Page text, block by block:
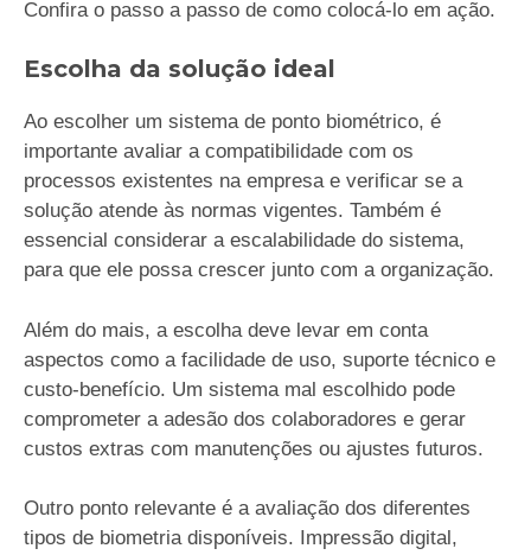
Confira o passo a passo de como colocá-lo em ação.
Escolha da solução ideal
Ao escolher um sistema de ponto biométrico, é
importante avaliar a compatibilidade com os
processos existentes na empresa e verificar se a
solução atende às normas vigentes. Também é
essencial considerar a escalabilidade do sistema,
para que ele possa crescer junto com a organização.
Além do mais, a escolha deve levar em conta
aspectos como a facilidade de uso, suporte técnico e
custo-benefício. Um sistema mal escolhido pode
comprometer a adesão dos colaboradores e gerar
custos extras com manutenções ou ajustes futuros.
Outro ponto relevante é a avaliação dos diferentes
tipos de biometria disponíveis. Impressão digital,